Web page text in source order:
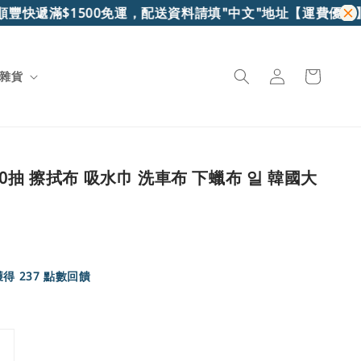
快遞滿$1500免運，配送資料請填"中文"地址【運費優惠
貨
抽 擦拭布 吸水巾 洗車布 下蠟布 일 韓國大
得 237 點數回饋